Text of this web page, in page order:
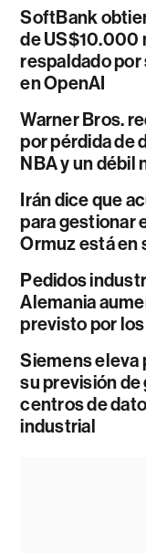
SoftBank
de US$10.000
respaldado
en OpenAI
Warner Bros.
por pérdida de
NBA y un débil
Irán dice que
para gestionar
Ormuz está en
Pedidos
Alemania
previsto por
Siemens eleva
su previsión de
centros de
industrial